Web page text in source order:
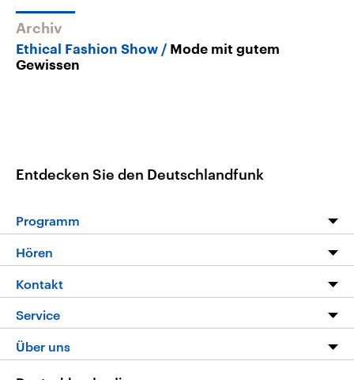
Archiv
Ethical Fashion Show
Mode mit gutem
Gewissen
Entdecken Sie den Deutschlandfunk
Programm
Die Nachrichten
Nachrichtenleicht
Neue Beiträge auf dlf.de
Hören
Livestream
Podcasts
Deutschlandfunk App
Kontakt
Hörerservice
Service
FAQ
Über uns